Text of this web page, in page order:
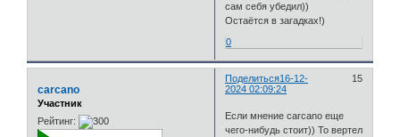
сам себя убедил))
Остаётся в загадках!)
0
Поделиться 15
16-12-
2024 02:09:24
carcano
Участник
Рейтинг:
Если мнение carcano еще
чего-нибудь стоит)) То вертел